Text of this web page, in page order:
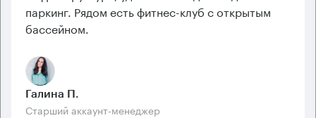
паркинг. Рядом есть фитнес-клуб с открытым
бассейном.
Галина П.
Старший аккаунт-менеджер